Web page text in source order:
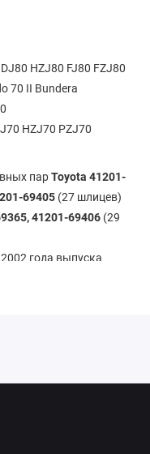
HZJ80 FJ80 FZJ80
70 II Bundera
HZJ70 PZJ70
парToyota 41201-
69405 (27 шлицев)
41201-69406 (29
года выпуска
с сальником и